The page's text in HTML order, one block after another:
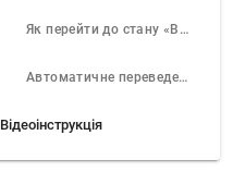
Як перейти до стану «В очікуванні замовлення»
Автоматичне переведення в «Офлайн»
Відеоінструкція